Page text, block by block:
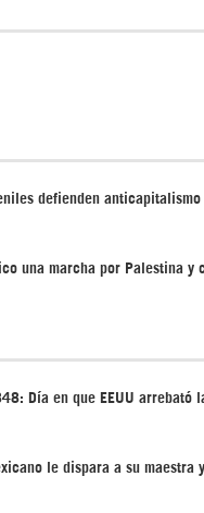
defienden anticapitalismo
una marcha por Palestina y
Día en que EEUU arrebató
le dispara a su maestra